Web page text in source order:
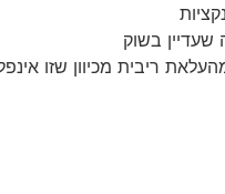
שעדיין בשוק
ריבית מכיוון שזו